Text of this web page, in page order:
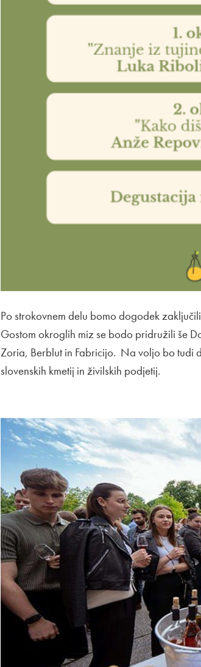
Po strokovnem delu bomo dogodek
Gostom okroglih miz se bodo pridružili še
Zoria, Berblut in Fabricijo. Na voljo bo tudi
slovenskih kmetij in živilskih podjetij.